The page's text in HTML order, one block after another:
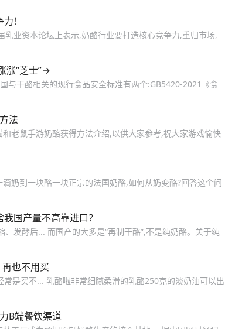
！
业资本论坛上表示,奶酪行业要打造核心竞争力,重归市场,
涨“芝士”→
与干酪相关的现行食品安全标准有两个:GB5420-2021《食
法
老鼠手游奶酪获得方法介绍,以供大家参考,祝大家游戏愉快
奶到一块酪一块正宗的法国奶酪,如何从奶变酪?回答这个问
国产量不高靠进口？
发酵后... 而国产的大多是“再制干酪”,不是纯奶酪。关于纯
也不用买
是买不... 乳酪啦非常细腻柔滑的乳酪250克的淡奶油可以出
B端餐饮渠道